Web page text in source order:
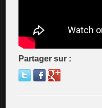
Partager sur :